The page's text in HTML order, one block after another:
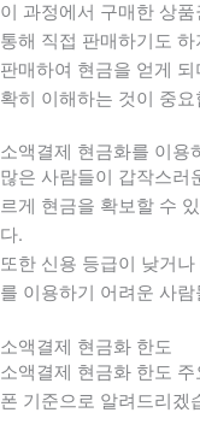
이 과정에서 구매한 상
통해 직접 판매하기도
판매하여 현금을 얻게
확히 이해하는 것이 중
소액결제 현금화를 이용
많은 사람들이 갑작스러
르게 현금을 확보할 수
다.
또한 신용 등급이 낮거
를 이용하기 어려운 사
소액결제 현금화 한도
소액결제 현금화 한도
폰 기준으로 알려드리겠